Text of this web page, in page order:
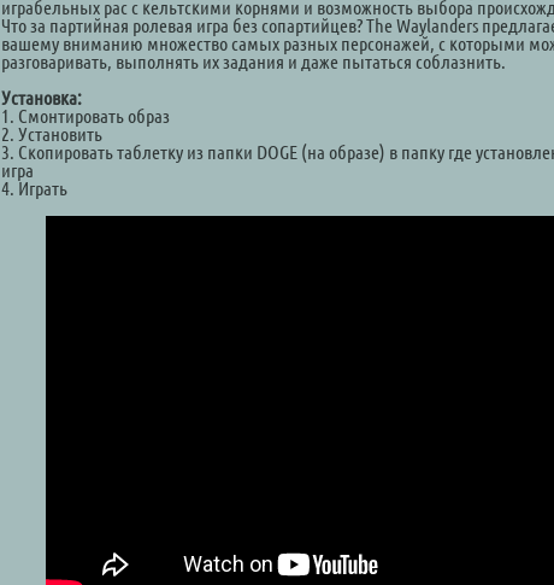
играбельных рас с кельтскими корнями и возможность выбора
Что за партийная ролевая игра без сопартийцев? The Waylanders
вашему вниманию множество самых разных персонажей, с которыми
разговаривать, выполнять их задания и даже пытаться соблазнить.
Установка:
1. Смонтировать образ
2. Установить
3. Скопировать таблетку из папки DOGE (на образе) в папку где
игра
4. Играть